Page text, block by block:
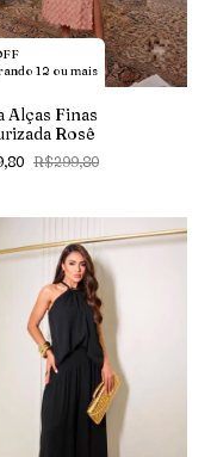
12 ou mais
Alças Finas
Rosê
R$299,80